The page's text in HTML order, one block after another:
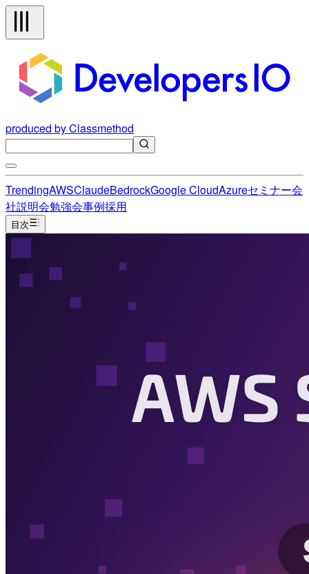
produced by Classmethod
TrendingAWSClaudeBedrockGoogle CloudAzureセミナー会
社説明会勉強会事例採用
目次